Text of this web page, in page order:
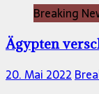
Breaking
Ägypten
20. Mai 2022